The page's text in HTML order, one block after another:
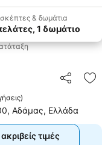
& δωμάτια
1 δωμάτιο
)
Αδάμας, Ελλάδα
τιμές
τιμές